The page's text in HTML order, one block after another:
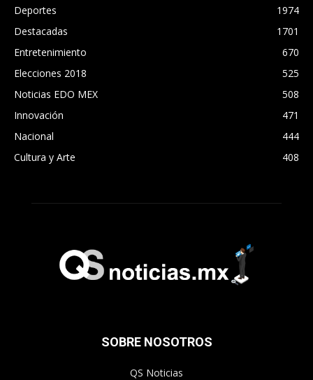
Deportes
1974
Destacadas
1701
Entretenimiento
670
Elecciones 2018
525
Noticias EDO MEX
508
Innovación
471
Nacional
444
Cultura y Arte
408
SOBRE NOSOTROS
QS Noticias